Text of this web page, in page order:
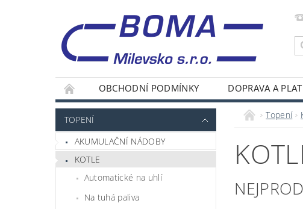
OBCHODNÍ PODMÍNKY DOPRAVA A
TOPENÍ
AKUMULAČNÍ NÁDOBY
KOTLE
Automatické na uhlí
Na tuhá paliva
Topení